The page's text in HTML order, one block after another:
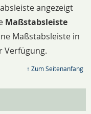
angezeigt
Maßstabsleiste
Maßstabsleiste in
Verfügung.
↑ Zum Seitenanfang